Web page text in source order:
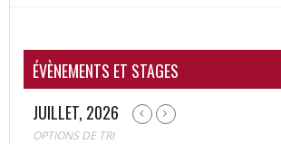
ÉVÈNEMENTS ET STAGES
JUILLET, 2026
OPTIONS DE TRI